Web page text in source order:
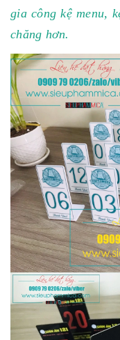
gia công kệ menu,
chăng hơn.